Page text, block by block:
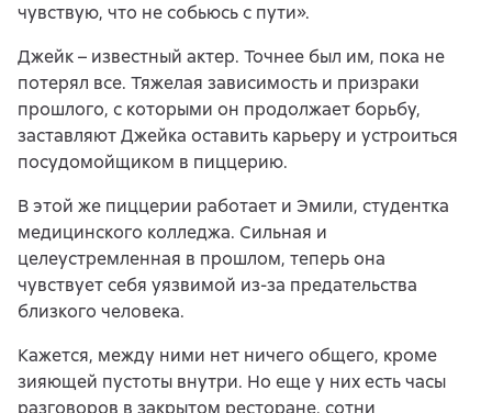
чувствую, что не собьюсь с пути».
Джейк – известный актер. Точнее был им, пока не
потерял все. Тяжелая зависимость и призраки
прошлого, с которыми он продолжает борьбу,
заставляют Джейка оставить карьеру и устроиться
посудомойщиком в пиццерию.
В этой же пиццерии работает и Эмили, студентка
медицинского колледжа. Сильная и
целеустремленная в прошлом, теперь она
чувствует себя уязвимой из-за предательства
близкого человека.
Кажется, между ними нет ничего общего, кроме
зияющей пустоты внутри. Но еще у них есть часы
разговоров в закрытом ресторане, сотни